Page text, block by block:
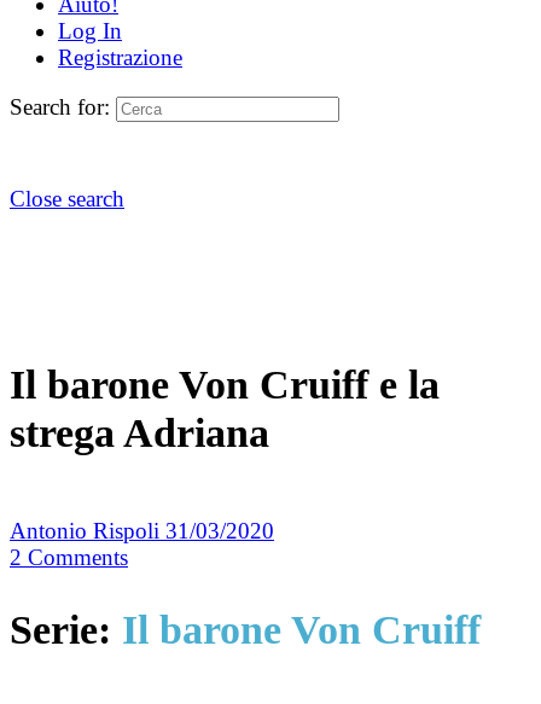
Log In
Registrazione
Search for:
Close search
Il barone Von Cruiff e la
strega Adriana
Antonio Rispoli 31/03/2020
2 Comments
Serie: Il barone Von Cruiff